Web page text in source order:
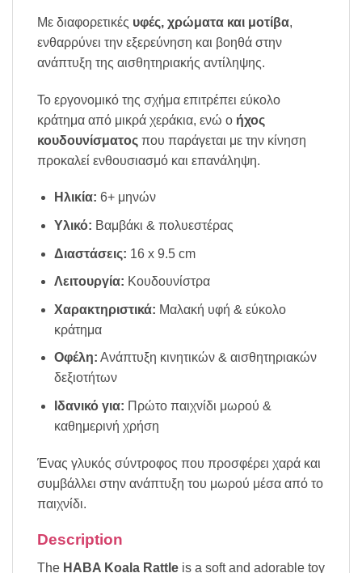
Με διαφορετικές υφές, χρώματα και μοτίβα,
ενθαρρύνει την εξερεύνηση και βοηθά στην
ανάπτυξη της αισθητηριακής αντίληψης.
Το εργονομικό της σχήμα επιτρέπει εύκολο
κράτημα από μικρά χεράκια, ενώ ο ήχος
κουδουνίσματος που παράγεται με την κίνηση
προκαλεί ενθουσιασμό και επανάληψη.
Ηλικία: 6+ μηνών
Υλικό: Βαμβάκι & πολυεστέρας
Διαστάσεις: 16 x 9.5 cm
Λειτουργία: Κουδουνίστρα
Χαρακτηριστικά: Μαλακή υφή & εύκολο
κράτημα
Οφέλη: Ανάπτυξη κινητικών & αισθητηριακών
δεξιοτήτων
Ιδανικό για: Πρώτο παιχνίδι μωρού &
καθημερινή χρήση
Ένας γλυκός σύντροφος που προσφέρει χαρά και
συμβάλλει στην ανάπτυξη του μωρού μέσα από το
παιχνίδι.
Description
The HABA Koala Rattle is a soft and adorable toy